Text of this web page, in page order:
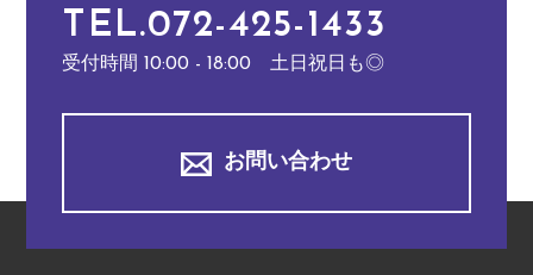
TEL.072-425-1433
受付時間 10:00 - 18:00 土日祝日も◎
お問い合わせ